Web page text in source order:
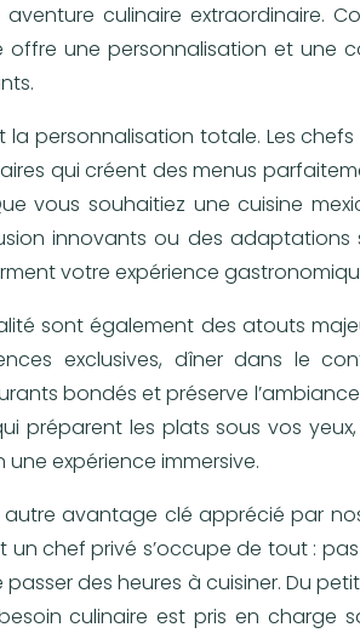
culinaire extraordinaire.
offre une personnalisation et une
personnalisation totale. Les
qui créent des menus
vous souhaitiez une cuisine
innovants ou des adaptations
votre expérience
sont également des atouts
exclusives, dîner dans le
bondés et préserve
préparent les plats sous vos
expérience immersive.
avantage clé apprécié par
un chef privé s’occupe de tout :
des heures à cuisiner. Du
culinaire est pris en charge